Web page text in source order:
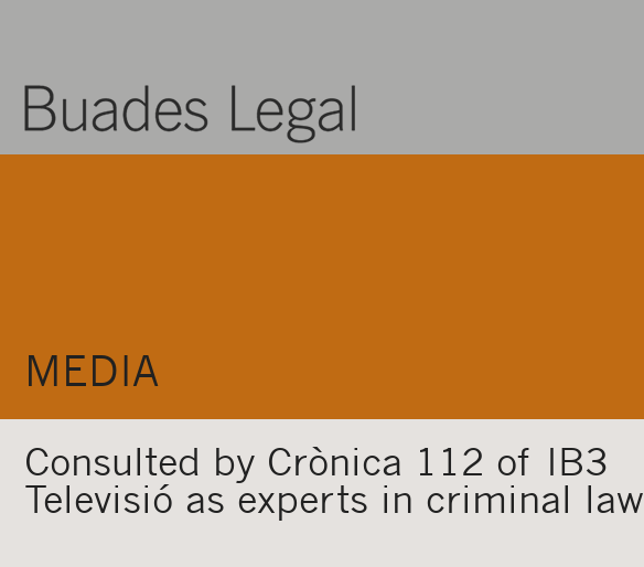
MEDIA
Consulted by Crònica 112 of IB3
Televisió as experts in criminal law